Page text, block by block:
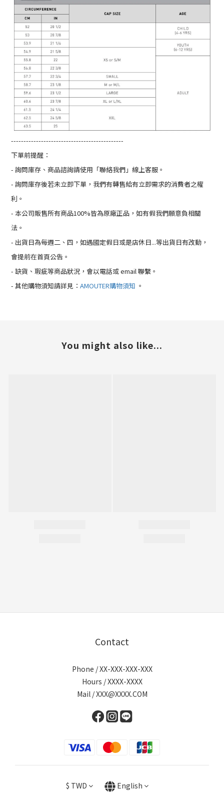
---------------------------------------------
下單前提醒：
- 詢問庫存、商品諮詢請使用「聯絡我們」線上客服。
- 詢問庫存後若未立即下單，我們有轉售給有立即需求的消費者之權
利。
- 本公司販售所有商品100%皆為原廠正品，如有假我們願意負相關
法。
- 出貨日為每週二、四，如遇國定假日或是店休日...等出貨日有改動，
會提前在首頁公告。
- 缺貨、瑕疵等商品狀況，會以電話或 email 聯繫。
- 其他購物須知請詳見： AMOUTER購物須知 。
You might also like...
Contact
Phone / XX-XXX-XXX-XXX
Hours / XXXX-XXXX
Mail / XXX@XXXX.COM
$ TWD English